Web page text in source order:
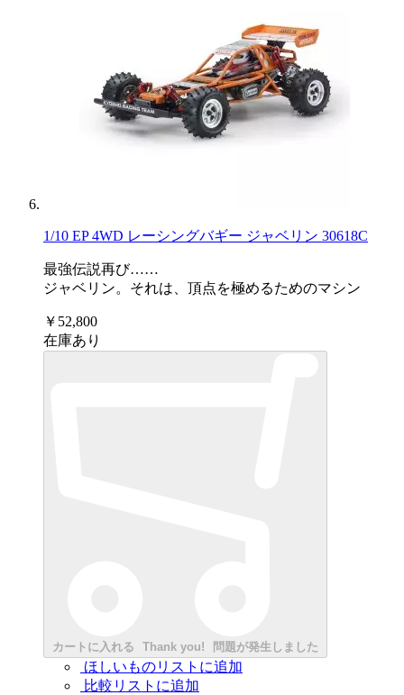
1/10 EP 4WD レーシングバギー ジャベリン 30618C
最強伝説再び……
ジャベリン。それは、頂点を極めるためのマシン
￥52,800
在庫あり
カートに入れる Thank you! 問題が発生しました
ほしいものリストに追加
比較リストに追加